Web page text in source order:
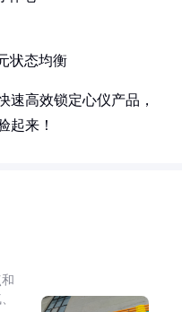
状态均衡
速高效锁定心仪产品，
起来！